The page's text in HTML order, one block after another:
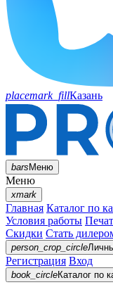
placemark_fillКазань
barsМеню
Меню
xmark
Главная Каталог по
Условия работы
Скидки Стать
person_crop_circle
Регистрация Вход
book_circleКаталог по